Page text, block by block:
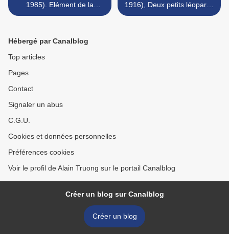
1985). Elément de la
console 'La promenade des
1916), Deux petits léopards
>
Hébergé par Canalblog
Top articles
Pages
Contact
Signaler un abus
C.G.U.
Cookies et données personnelles
Préférences cookies
Voir le profil de Alain Truong sur le portail Canalblog
Créer un blog sur Canalblog
Créer un blog